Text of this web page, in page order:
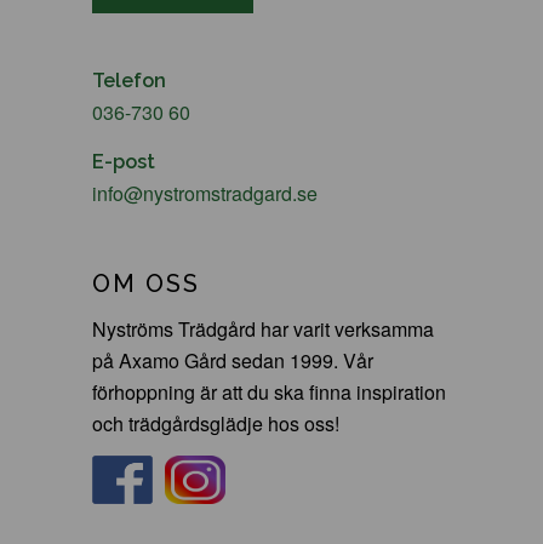
Telefon
036-730 60
E-post
info@nystromstradgard.se
OM OSS
Nyströms Trädgård har varit verksamma
på Axamo Gård sedan 1999. Vår
förhoppning är att du ska finna inspiration
och trädgårdsglädje hos oss!